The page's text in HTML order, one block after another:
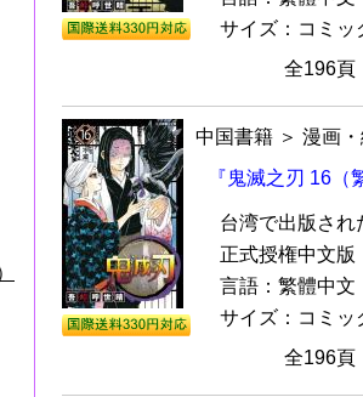
サイズ：コミッ
全196
中国書籍 ＞ 漫画
『鬼滅之刃 16
台湾で出版され
正式授権中文版
言語：繁體中文
サイズ：コミッ
全196